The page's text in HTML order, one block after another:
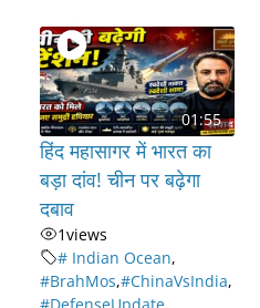
01:55
हिंद महासागर में भारत का
बड़ा दांव! चीन पर बढ़ेगा
दबाव
1views
# Indian Ocean,
#BrahMos,#ChinaVsIndia,